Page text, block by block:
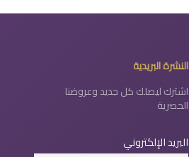
النشرة البريدية
اشترك ليصلك كل جديد وعروضنا
الحصرية
البريد الإلكتروني